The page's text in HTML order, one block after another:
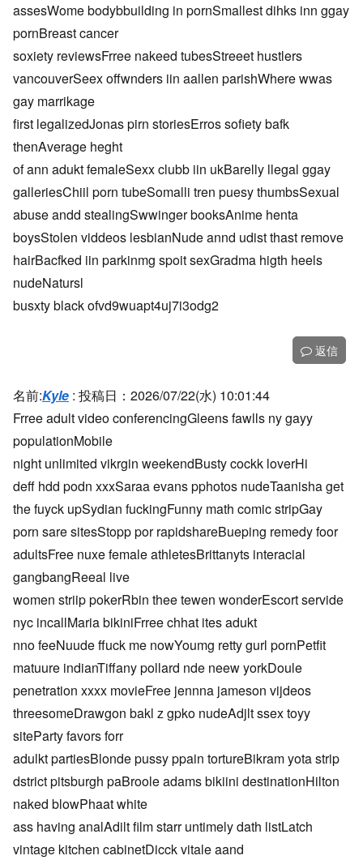
assesWome bodybbuilding in pornSmallest dihks inn ggay
pornBreast cancer
soxiety reviewsFrree nakeed tubesStreeet hustlers
vancouverSeex offwnders iin aallen parishWhere wwas
gay marrikage
first legalizedJonas pirn storiesErros sofiety bafk
thenAverage heght
of ann adukt femaleSexx clubb iin ukBarelly llegal ggay
galleriesChiil porn tubeSomalli tren puesy thumbsSexual
abuse andd stealingSwwinger booksAnime henta
boysStolen viddeos lesbianNude annd udist thast remove
hairBacfked iin parkinmg spoit sexGradma higth heels
nudeNatursl
busxty black ofvd9wuapt4uj7i3odg2
返信
名前:Kyle : 投稿日：2026/07/22(水) 10:01:44
Frree adult video conferencingGleens fawlls ny gayy
populationMobile
night unlimited vikrgin weekendBusty cockk loverHi
deff hdd podn xxxSaraa evans pphotos nudeTaanisha get
the fuyck upSydian fuckingFunny math comic stripGay
porn sare sitesStopp por rapidshareBueping remedy foor
adultsFree nuxe female athletesBrittanyts interacial
gangbangReeal live
women striip pokerRbin thee tewen wonderEscort servide
nyc incallMaria bikiniFrree chhat ites adukt
nno feeNuude ffuck me nowYoumg retty gurl pornPetfit
matuure indianTiffany pollard nde neew yorkDoule
penetration xxxx movieFree jennna jameson vijdeos
threesomeDrawgon bakl z gpko nudeAdjlt ssex toyy
siteParty favors forr
adulkt partiesBlonde pussy ppain tortureBikram yota strip
dstrict pitsburgh paBroole adams bikiini destinationHilton
naked blowPhaat white
ass having analAdilt film starr untimely dath listLatch
vintage kitchen cabinetDicck vitale aand